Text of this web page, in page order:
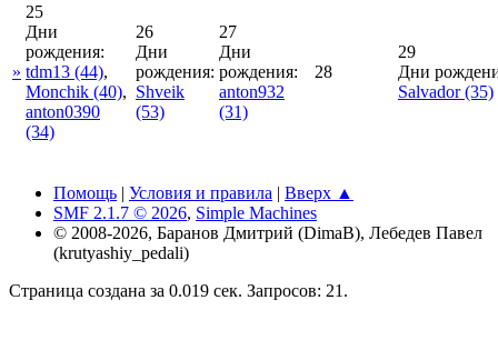
»
25
Дни
рождения:
tdm13 (44),
Monchik (40),
anton0390
(34)
26
Дни
рождения:
Shveik
(53)
27
Дни
рождения:
anton932
(31)
28
29
Дни
Salvador(35)
Помощь | Условия и правила | Вверх ▲
SMF 2.1.7 © 2026, Simple Machines
© 2008-2026, Баранов Дмитрий (DimaB), Лебедев Павел
(krutyashiy_pedali)
Страница создана за 0.019 сек. Запросов: 21.